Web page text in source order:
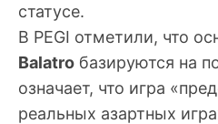
статусе.
В PEGI отметили, что
Balatro базируются на
означает, что игра
реальных азартных